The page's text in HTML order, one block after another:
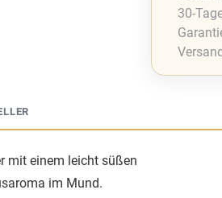
30-
mit einem leicht süßen
im Mund.